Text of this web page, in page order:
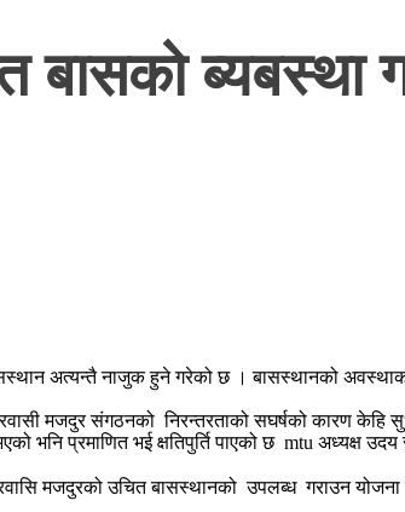
बासको ब्यबस्था
अत्यन्तै नाजुक हुने गरेको छ । बासस्थानको
मजदुर संगठनको निरन्तरताको सघर्षको कारण केहि
प्रमाणित भई क्षतिपुर्ति पाएको छ mtu अध्यक्ष उदय
मजदुरको उचित बासस्थानको उपलब्ध गराउन योजना